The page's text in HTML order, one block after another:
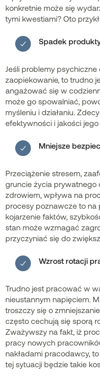
konkretnie może się
tymi kwestiami? Oto
Spadek
Jeśli problemy
zaopiekowanie, to trudno
angażować się w
może go spowalniać,
myśleniu i działaniu.
efektywności i jakości
Mniejsze
Przeciążenie stresem,
gruncie życia prywatnego
zdrowiem, wpływa na
procesy poznawcze to na
kojarzenie faktów,
stan może wzmagać
przyczyniać się do
Wzrost rotacji
Trudno jest pracować w
nieustannym napięciem.
troszczy się o
często cechują się sporą
Zważywszy na fakt, iż
pracy nowych
nakładami pracodawcy,
tej sytuacji będzie takie